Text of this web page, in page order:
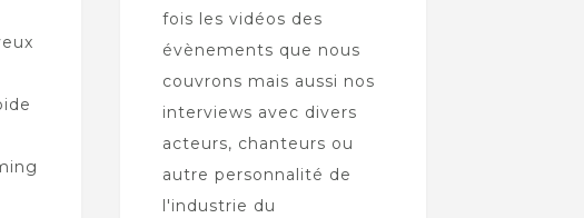
fois les vidéos des
évènements que nous
couvrons mais aussi nos
interviews avec divers
acteurs, chanteurs ou
autre personnalité de
l'industrie du